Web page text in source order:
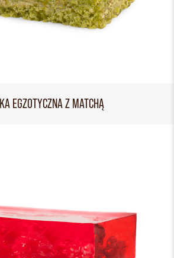
EGZOTYCZNA Z MATCHĄ